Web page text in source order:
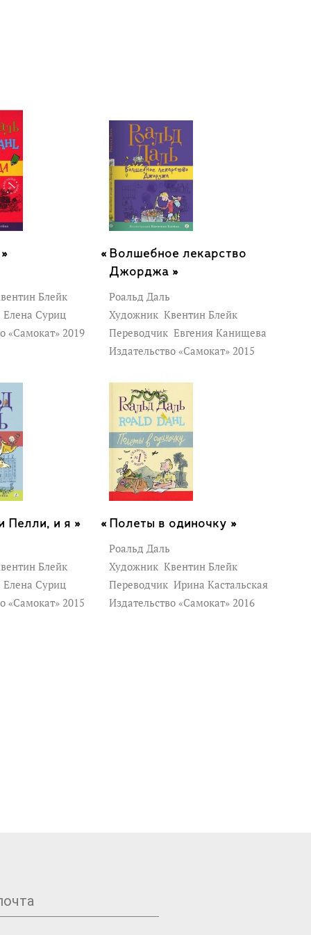
Блейк
Елена Суриц
«Самокат» 2019
Волшебное лекарство
Джорджа »
Роальд Даль
Художник Квентин Блейк
Переводчик Евгения Канищева
Издательство «Самокат» 2015
Пелли, и я »
Блейк
Елена Суриц
«Самокат» 2015
Полеты в одиночку »
Роальд Даль
Художник Квентин Блейк
Переводчик Ирина Кастальская
Издательство «Самокат» 2016